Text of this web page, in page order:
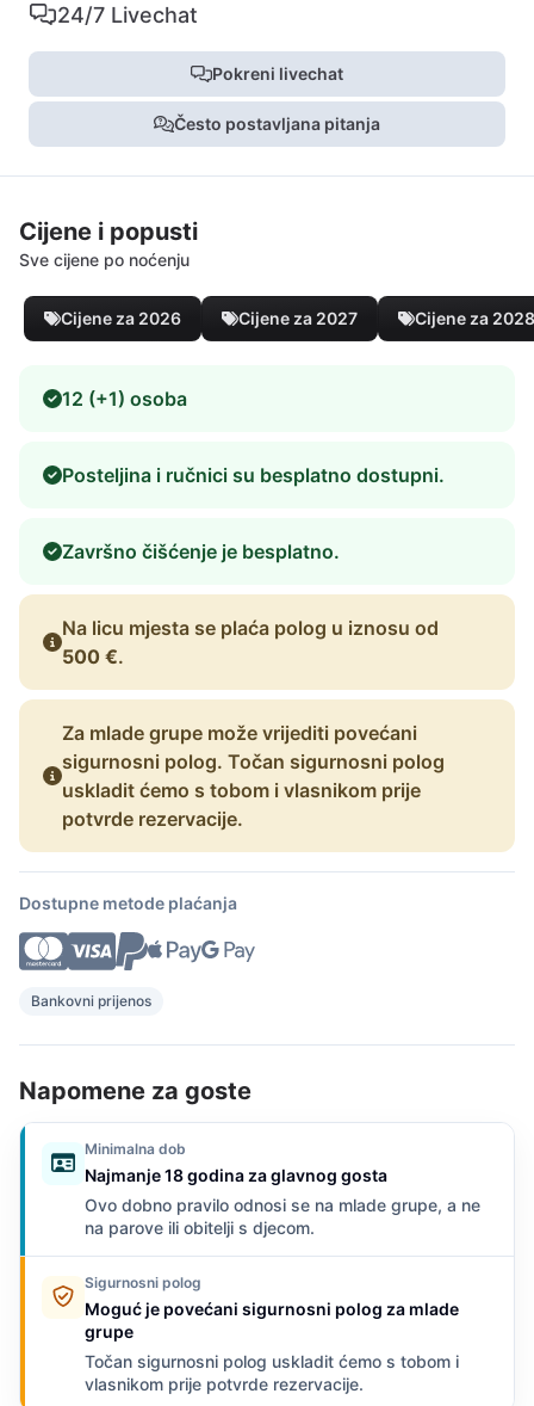
24/7 Livechat
Pokreni livechat
Često postavljana pitanja
Cijene i popusti
Sve cijene po noćenju
Cijene za 2026 Cijene za 2027 Cijene za 2028
12 (+1) osoba
Posteljina i ručnici su besplatno dostupni.
Završno čišćenje je besplatno.
Na licu mjesta se plaća polog u iznosu od
500 €.
Za mlade grupe može vrijediti povećani
sigurnosni polog. Točan sigurnosni polog
uskladit ćemo s tobom i vlasnikom prije
potvrde rezervacije.
Dostupne metode plaćanja
Bankovni prijenos
Napomene za goste
Minimalna dob
Najmanje 18 godina za glavnog gosta
Ovo dobno pravilo odnosi se na mlade grupe, a ne
na parove ili obitelji s djecom.
Sigurnosni polog
Moguć je povećani sigurnosni polog za mlade
grupe
Točan sigurnosni polog uskladit ćemo s tobom i
vlasnikom prije potvrde rezervacije.